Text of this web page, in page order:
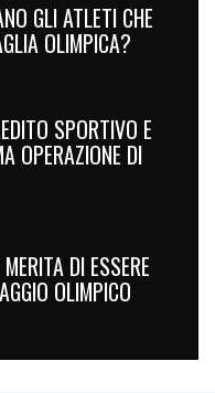
GLI ATLETI CHE
OLIMPICA?
SPORTIVO E
OPERAZIONE DI
DI ESSERE
OLIMPICO